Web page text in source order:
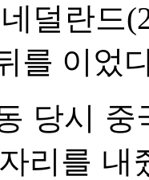
덜란드
를 이었
당시
리를 내